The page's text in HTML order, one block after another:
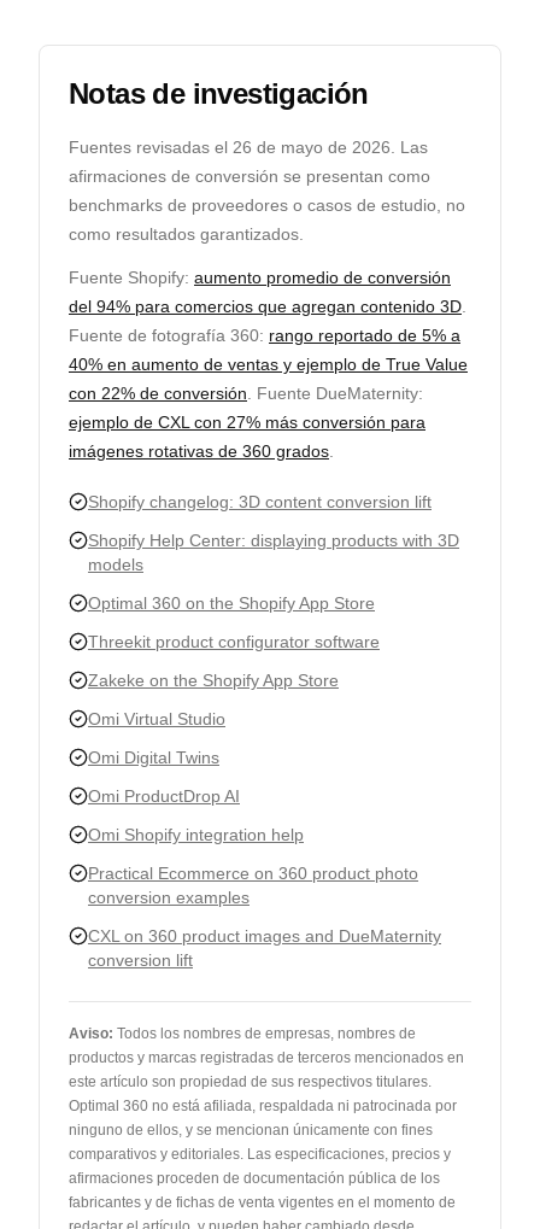
Notas de investigación
Fuentes revisadas el 26 de mayo de 2026 . Las
afirmaciones de conversión se presentan como
benchmarks de proveedores o casos de estudio, no
como resultados garantizados.
Fuente Shopify: aumento promedio de conversión
del 94% para comercios que agregan contenido 3D
Fuente de fotografía 360: rango reportado de 5% a
40% en aumento de ventas y ejemplo de True Value
con 22% de conversión . Fuente DueMaternity:
ejemplo de CXL con 27% más conversión para
imágenes rotativas de 360 grados
Shopify changelog: 3D content conversion lift
Shopify Help Center: displaying products with 3D
models
Optimal 360 on the Shopify App Store
Threekit product configurator software
Zakeke on the Shopify App Store
Omi Virtual Studio
Omi Digital Twins
Omi ProductDrop AI
Omi Shopify integration help
Practical Ecommerce on 360 product photo
conversion examples
CXL on 360 product images and DueMaternity
conversion lift
Aviso: Todos los nombres de empresas, nombres de
productos y marcas registradas de terceros mencionados en
este artículo son propiedad de sus respectivos titulares.
Optimal 360 no está afiliada, respaldada ni patrocinada por
ninguno de ellos, y se mencionan únicamente con fines
comparativos y editoriales. Las especificaciones, precios y
afirmaciones proceden de documentación pública de los
fabricantes y de fichas de venta vigentes en el momento de